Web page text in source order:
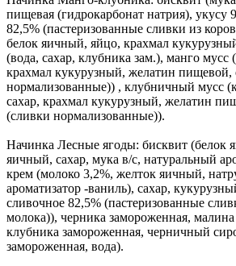
пищевая (гидрокарбонат натрия), укусу
82,5% (пастеризованные сливки из
белок яичный, яйцо, крахмал
(вода, сахар, клубника зам.), манго мусс
крахмал кукурузный, желатин пищевой,
нормализованные)) , клубничный мусс
сахар, крахмал кукурузный, желатин
(сливки нормализованные)).
Начинка Лесные ягоды: бисквит (белок
яичный, сахар, мука в/с, натуральный
крем (молоко 3,2%, желток яичный,
ароматизатор -ваниль), сахар,
сливочное 82,5% (пастеризованные
молока)), черника замороженная,
клубника замороженная, черничный
замороженная, вода).